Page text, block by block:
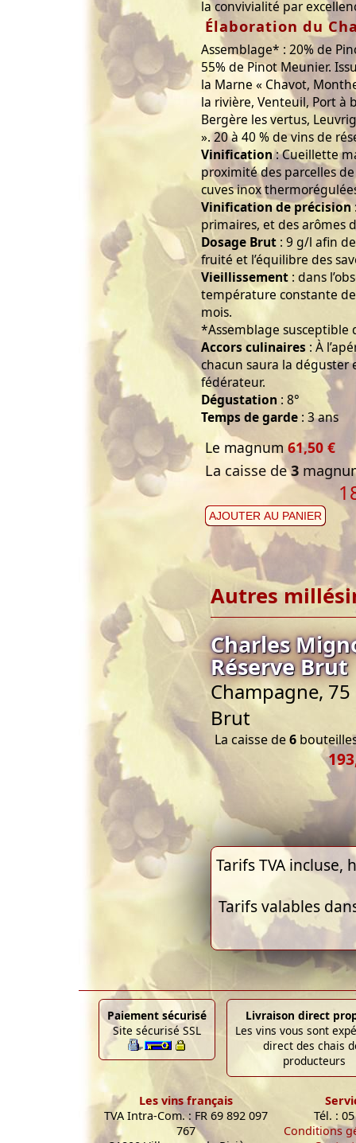
la convivialité par
Élaboration du
Assemblage* : 20% de
55% de Pinot Meunier.
la Marne « Chavot,
la rivière, Venteuil, Port à
Bergère les vertus,
». 20 à 40 % de vins de
Vinification: Cueillette
proximité des parcelles
cuves inox
Vinification de précision
primaires, et des arômes
Dosage Brut : 9 g/l afin
fruité et l’équilibre des
Vieillissement : dans
température constante
mois.
*Assemblage susceptible
Accors culinaires : À
chacun saura la
fédérateur.
Dégustation : 8°
Temps de garde : 3 ans
Le magnum 61,50 €
La caisse de3
AJOUTER AU PANIER
Autres
Charles
Réserve Brut
Champagne,
Brut
La caisse de6
Tarifs TVA
Tarifs valables
Paiement sécurisé
Site sécurisé SSL
Livraison direct
Les vins vous sont
direct des chais
producteurs
Les vins français
TVA Intra-Com. : FR 69 892 097
767
Tél. :
Conditions